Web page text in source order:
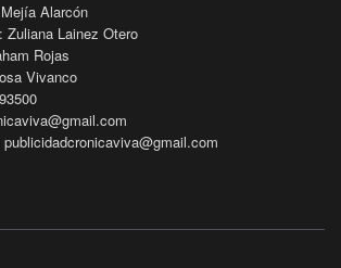
Alarcón
Lainez Otero
Rojas
Vivanco
publicidadcronicaviva@gmail.com